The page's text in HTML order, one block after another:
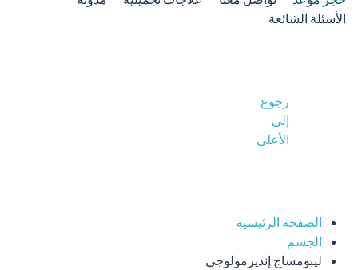
الأسئلة الشائعة
رجوع
إلى
الأعلى
الصفحة الرئيسية
الجسم
ليبومساج إنديرمولوجي